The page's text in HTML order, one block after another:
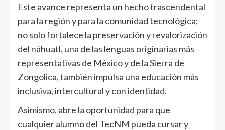
Este avance representa un hecho trascendental
para la región y para la comunidad tecnológica;
no solo fortalece la preservación y revalorización
del náhuatl, una de las lenguas originarias más
representativas de México y de la Sierra de
Zongolica, también impulsa una educación más
inclusiva, intercultural y con identidad.
Asimismo, abre la oportunidad para que
cualquier alumno del TecNM pueda cursar y